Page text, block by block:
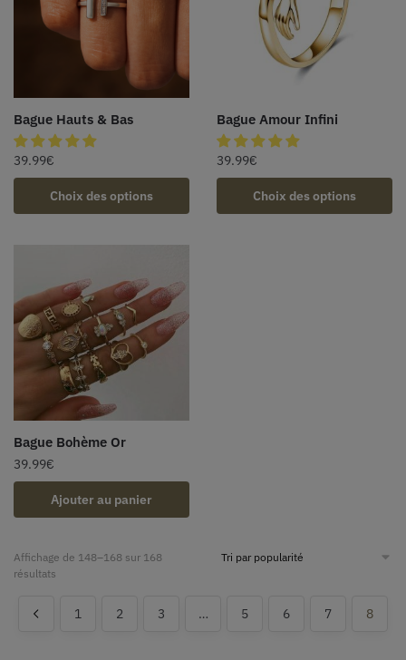
Bague Hauts & Bas
39.99€
Choix des options
Bague Amour Infini
39.99€
Choix des options
Bague Bohème Or
39.99€
Ajouter au panier
Affichage de 148–168 sur 168
résultats
1 2 3 … 5 6 7 8